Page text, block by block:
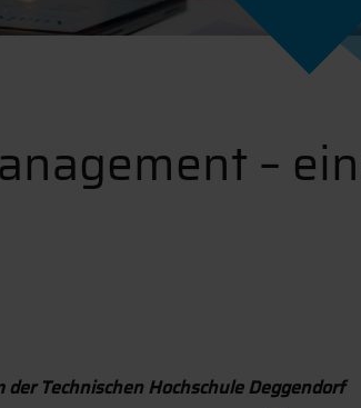
–
Technischen Hochschule Deggendorf